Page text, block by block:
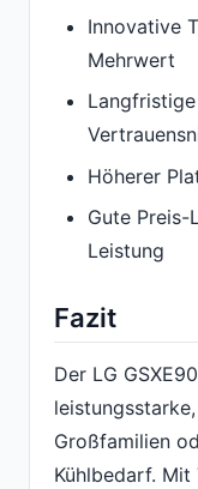
Innovative
Mehrwert
Höherer
Gute Preis-
Leistung
Fazit
Der LG
Großfamilien
Kühlbedarf. Mit